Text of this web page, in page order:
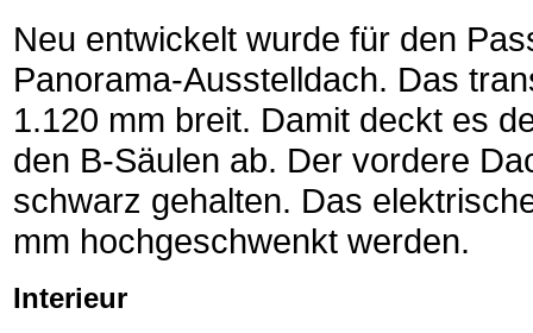
Neu entwickelt wurde für den
Panorama-Ausstelldach. Das
1.120 mm breit. Damit deckt es
den B-Säulen ab. Der vordere
schwarz gehalten. Das
mm hochgeschwenkt werden.
Interieur